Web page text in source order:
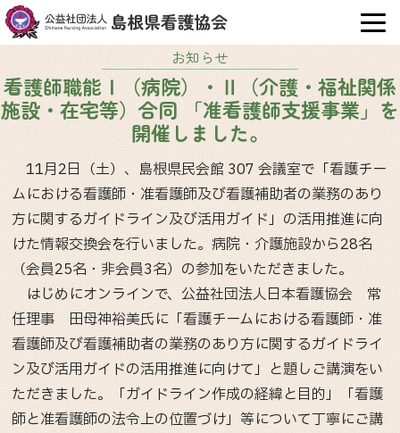
お知らせ
看護師職能Ⅰ（病院）・Ⅱ（介護・福祉関係
施設・在宅等）合同 「准看護師支援事業」を
開催しました。
11月2日（土）、島根県民会館 307 会議室で「看護チー
ムにおける看護師・准看護師及び看護補助者の業務のあり
方に関するガイドライン及び活用ガイド」の活用推進に向
けた情報交換会を行いました。病院・介護施設から28名
（会員25名・非会員3名）の参加をいただきました。
はじめにオンラインで、公益社団法人日本看護協会 常
任理事 田母神裕美氏に「看護チームにおける看護師・准
看護師及び看護補助者の業務のあり方に関するガイドライ
ン及び活用ガイドの活用推進に向けて」と題しご講演をい
ただきました。「ガイドライン作成の経緯と目的」「看護
師と准看護師の法令上の位置づけ」等について丁寧にご講